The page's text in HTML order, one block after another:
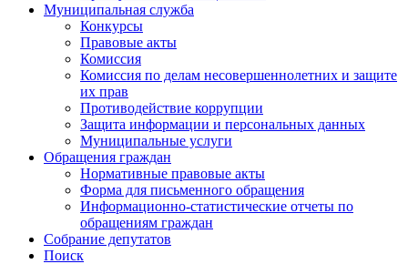
Муниципальная служба
Конкурсы
Правовые акты
Комиссия
Комиссия по делам несовершеннолетних и защите
их прав
Противодействие коррупции
Защита информации и персональных данных
Муниципальные услуги
Обращения граждан
Нормативные правовые акты
Форма для письменного обращения
Информационно-статистические отчеты по
обращениям граждан
Собрание депутатов
Поиск